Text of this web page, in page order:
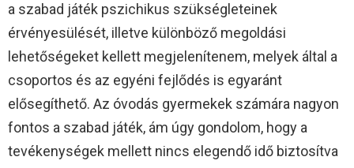
a szabad játék pszichikus szükségleteinek
érvényesülését, illetve különböző megoldási
lehetőségeket kellett megjelenítenem, melyek által a
csoportos és az egyéni fejlődés is egyaránt
elősegíthető. Az óvodás gyermekek számára nagyon
fontos a szabad játék, ám úgy gondolom, hogy a
tevékenységek mellett nincs elegendő idő biztosítva